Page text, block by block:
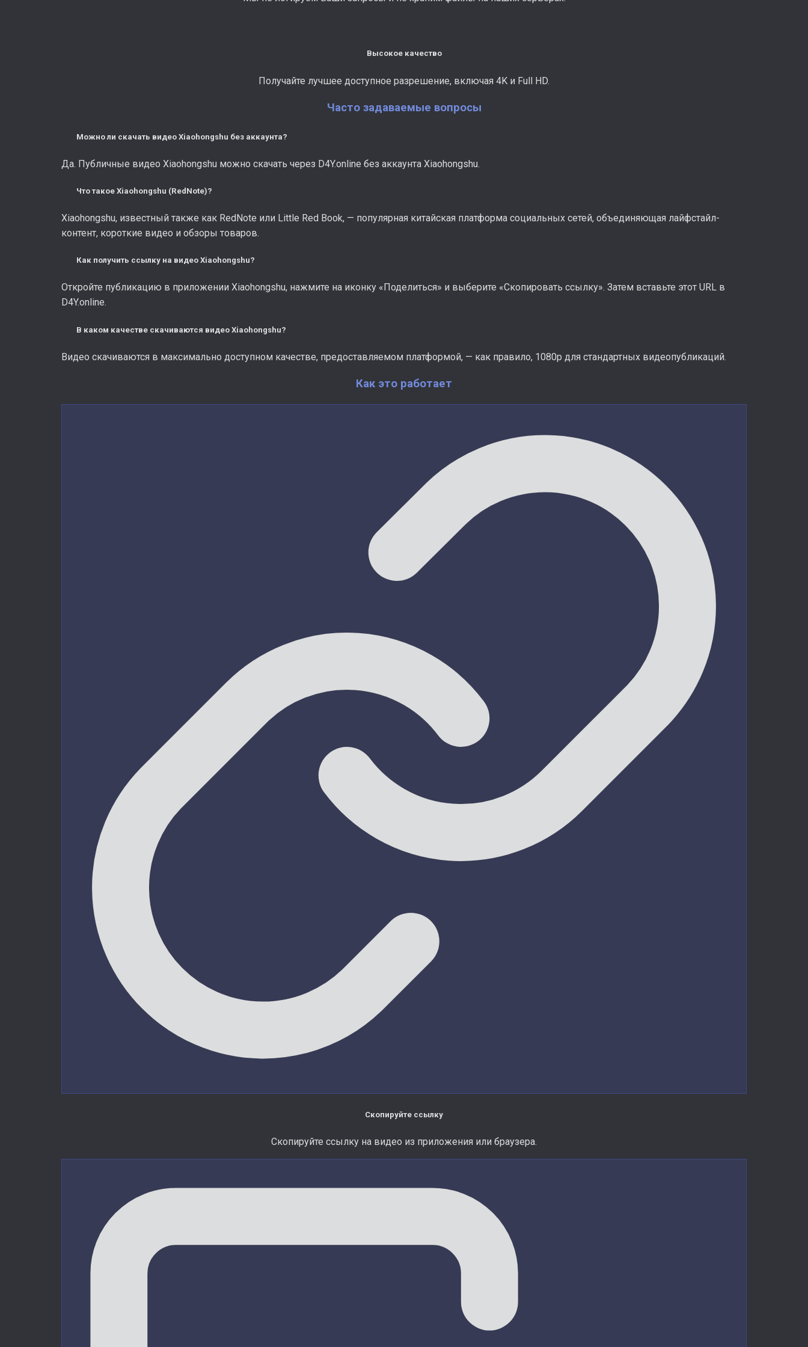
Высокое качество
Получайте лучшее доступное разрешение, включая 4K и Full HD.
Часто задаваемые вопросы
Можно ли скачать видео Xiaohongshu без аккаунта?
Да. Публичные видео Xiaohongshu можно скачать через D4Y.online без аккаунта Xiaohongshu.
Что такое Xiaohongshu (RedNote)?
Xiaohongshu, известный также как RedNote или Little Red Book, — популярная китайская платформа социальных сетей, объединяющая лайфстайл-
контент, короткие видео и обзоры товаров.
Как получить ссылку на видео Xiaohongshu?
Откройте публикацию в приложении Xiaohongshu, нажмите на иконку «Поделиться» и выберите «Скопировать ссылку». Затем вставьте этот URL в
D4Y.online.
В каком качестве скачиваются видео Xiaohongshu?
Видео скачиваются в максимально доступном качестве, предоставляемом платформой, — как правило, 1080p для стандартных видеопубликаций.
Как это работает
Скопируйте ссылку
Скопируйте ссылку на видео из приложения или браузера.